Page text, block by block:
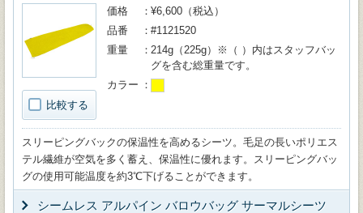
比較する
価格
¥6,600（税込）
品番
#1121520
重量
214g（225g）※（ ）内はスタッフバッ
グを含む総重量です。
カラー
スリーピングバックの保温性を高めるシーツ。毛足の長いポリエス
テル繊維が空気を多く蓄え、保温性に優れます。スリーピングバッ
グの使用可能温度を約3℃下げることができます。
シームレス アルパイン バロウバッグ サーマルシーツ